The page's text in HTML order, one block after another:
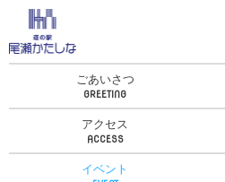
ごあいさつ
アクセス
イベント